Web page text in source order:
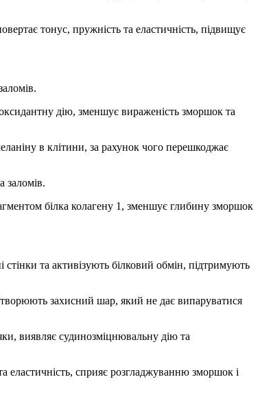
тонус, пружність та еластичність, підвищує
дію, зменшує вираженість зморшок та
в клітини, за рахунок чого перешкоджає
заломів.
білка колагену 1, зменшує глибину зморшок
та активізують білковий обмін, підтримують
захисний шар, який не дає випаруватися
виявляє судинозміцнювальну дію та
еластичність, сприяє розгладжуванню зморшок і